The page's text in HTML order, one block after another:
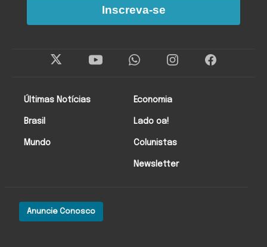
Anuncie Conosco
Últimas Notícias
Brasil
Mundo
Economia
Lado oa!
Colunistas
Newsletter
Inscreva-se